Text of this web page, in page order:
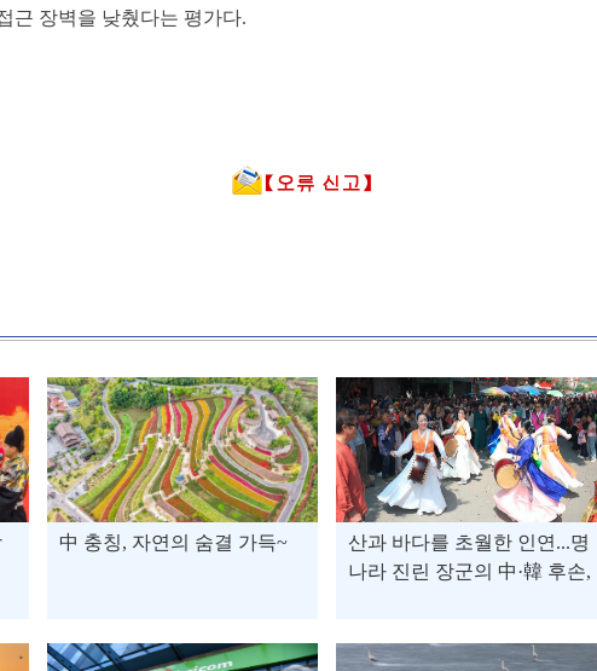
근 장벽을 낮췄다는 평가다.
中 충칭, 자연의 숨결 가득~
산과 바다를 초월한 인연...명
나라 진린 장군의 中·韓 후손,